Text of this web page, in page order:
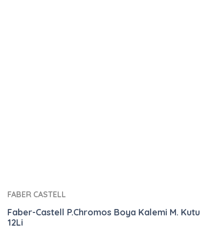
FABER CASTELL
Faber-Castell P.Chromos Boya Kalemi M. Kutu
12Li